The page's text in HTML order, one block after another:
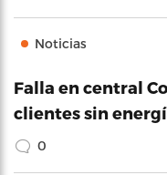
Noticias
Falla en central
clientes sin
0